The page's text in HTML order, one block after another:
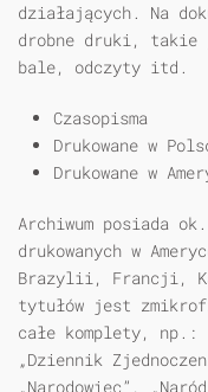
działających. Na
drobne druki, takie
bale, odczyty itd.
Czasopisma
Drukowane w
Drukowane w
Archiwum posiada
drukowanych w
Brazylii, Francji,
tytułów jest
całe komplety, np.:
„Dziennik
„Narodowiec”,